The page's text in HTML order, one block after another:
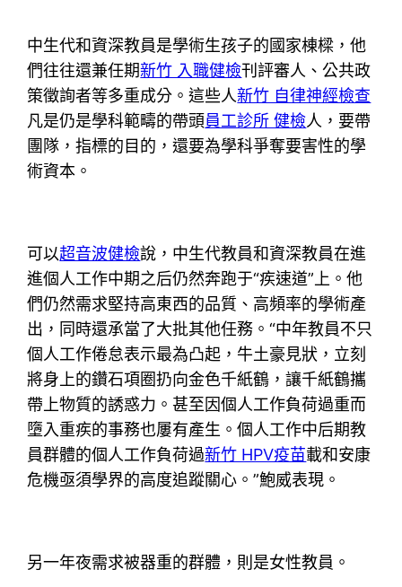
中生代和資深教員是學術生孩子的國家棟樑，他
們往往還兼任期新竹 入職健檢刊評審人、公共政
策徵詢者等多重成分。這些人新竹 自律神經檢查
凡是仍是學科範疇的帶頭員工診所 健檢人，要帶
團隊，指標的目的，還要為學科爭奪要害性的學
術資本。
可以超音波健檢說，中生代教員和資深教員在進
進個人工作中期之后仍然奔跑于“疾速道”上。他
們仍然需求堅持高東西的品質、高頻率的學術產
出，同時還承當了大批其他任務。“中年教員不只
個人工作倦怠表示最為凸起，牛土豪見狀，立刻
將身上的鑽石項圈扔向金色千紙鶴，讓千紙鶴攜
帶上物質的誘惑力。甚至因個人工作負荷過重而
墮入重疾的事務也屢有產生。個人工作中后期教
員群體的個人工作負荷過新竹 HPV疫苗載和安康
危機亟須學界的高度追蹤關心。”鮑威表現。
另一年夜需求被器重的群體，則是女性教員。